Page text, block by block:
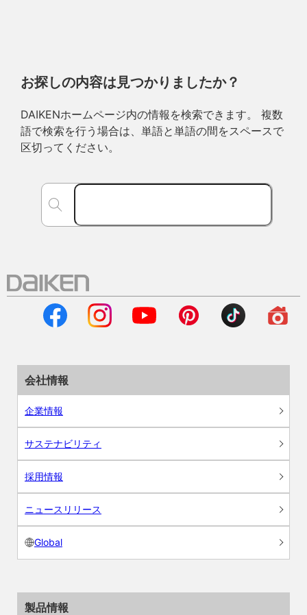
お探しの内容は見つかりましたか？
DAIKENホームページ内の情報を検索できます。 複数
語で検索を行う場合は、単語と単語の間をスペースで
区切ってください。
会社情報
企業情報
サステナビリティ
採用情報
ニュースリリース
Global
製品情報